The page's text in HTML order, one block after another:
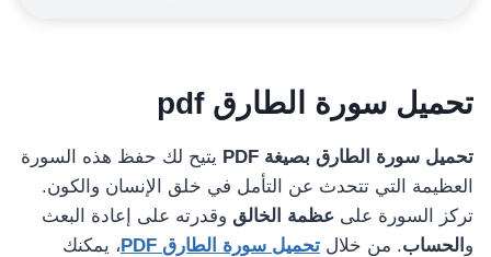
تحميل سورة الطارق pdf
تحميل سورة الطارق بصيغة PDF يتيح لك حفظ هذه السورة
العظيمة التي تتحدث عن التأمل في خلق الإنسان والكون.
تركز السورة على عظمة الخالق وقدرته على إعادة البعث
و الحساب. من خلال تحميل سورة الطارق PDF، يمكنك